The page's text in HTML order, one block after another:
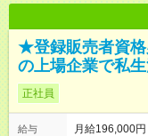
★登録販売者資格
の上場企業で私
正社員
給与
月給196,000